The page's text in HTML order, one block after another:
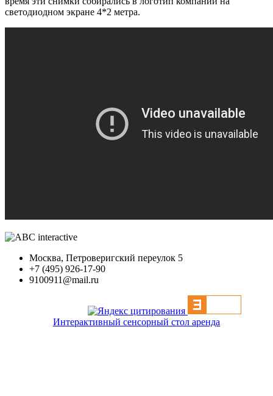
светодиодном экране 4*2 метра.
Москва, Петроверигский переулок 5
+7 (495) 926-17-90
9100911@mail.ru
Интерактивный сенсорный стол аренда